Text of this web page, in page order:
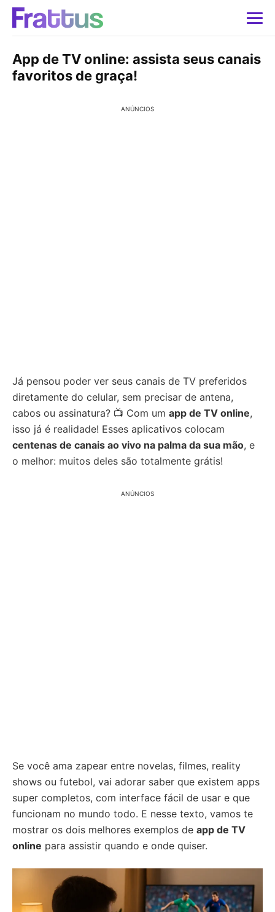
App de TV online: assista seus canais
favoritos de graça!
ANÚNCIOS
Já pensou poder ver seus canais de TV preferidos
diretamente do celular, sem precisar de antena,
cabos ou assinatura? 📺 Com um app de TV online,
isso já é realidade! Esses aplicativos colocam
centenas de canais ao vivo na palma da sua mão, e
o melhor: muitos deles são totalmente grátis!
ANÚNCIOS
Se você ama zapear entre novelas, filmes, reality
shows ou futebol, vai adorar saber que existem apps
super completos, com interface fácil de usar e que
funcionam no mundo todo. E nesse texto, vamos te
mostrar os dois melhores exemplos de app de TV
online para assistir quando e onde quiser.